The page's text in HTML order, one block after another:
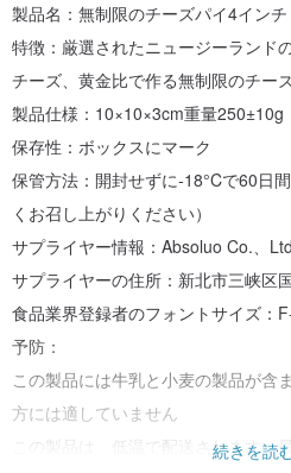
製品名：無制限のチーズパイ4インチ
特徴：厳選されたニュージーランド
チーズ、黄金比で作る無制限のチー
製品仕様：10×10×3cm重量250±10g
保存性：ボックスにマーク
保管方法：開封せずに-18°Cで60日
くお召し上がりください）
サプライヤー情報：Absoluo Co.、
サプライヤーの住所：新北市三峡区
食品業界登録者のフォントサイズ：
予防：
この製品には牛乳と小麦の製品が含
方には適していません
この製品は、低温で配送されます。
続きを読